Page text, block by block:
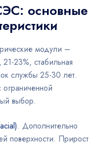
основные
модули –
23%, стабильная
службы 25-30 лет.
выбор.
. Дополнительно
поверхности. Прирост